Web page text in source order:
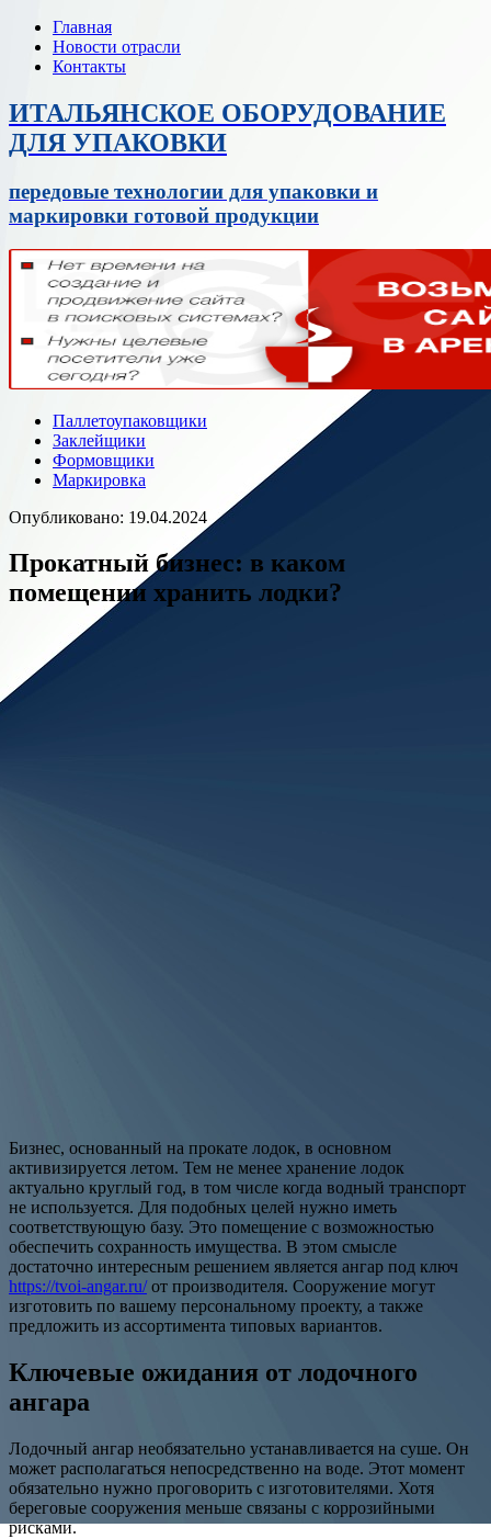
Главная
Новости отрасли
Контакты
ИТАЛЬЯНСКОЕ ОБОРУДОВАНИЕ
ДЛЯ УПАКОВКИ
передовые технологии для упаковки и
маркировки готовой продукции
Паллетоупаковщики
Заклейщики
Формовщики
Маркировка
Опубликовано: 19.04.2024
Прокатный бизнес: в каком
помещении хранить лодки?
Бизнес, основанный на прокате лодок, в основном
активизируется летом. Тем не менее хранение лодок
актуально круглый год, в том числе когда водный транспорт
не используется. Для подобных целей нужно иметь
соответствующую базу. Это помещение с возможностью
обеспечить сохранность имущества. В этом смысле
достаточно интересным решением является ангар под ключ
https://tvoi-angar.ru/от производителя. Сооружение могут
изготовить по вашему персональному проекту, а также
предложить из ассортимента типовых вариантов.
Ключевые ожидания от лодочного
ангара
Лодочный ангар необязательно устанавливается на суше. Он
может располагаться непосредственно на воде. Этот момент
обязательно нужно проговорить с изготовителями. Хотя
береговые сооружения меньше связаны с коррозийными
рисками.